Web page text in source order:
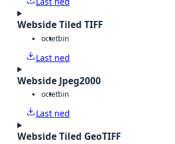
Webside Tiled TIFF
octetbin
Last ned
Webside Jpeg2000
octetbin
Last ned
Webside Tiled GeoTIFF